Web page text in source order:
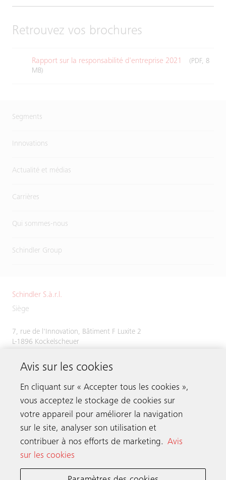
Retrouvez vos brochures
Rapport sur la responsabilité d'entreprise 2021
(PDF, 8
MB)
Segments
Innovations
Actualité et médias
Carrières
Qui sommes-nous
Schindler Group
Schindler S.à.r.l.
Siège
7, rue de l'Innovation, Bâtiment F Luxite 2
L-1896 Kockelscheuer
Tél.+352 48 58 58 1
Fax +352 49 51 54
Prenez contact
Schindler dans le monde
Avis sur les cookies
En cliquant sur « Accepter tous les cookies »,
vous acceptez le stockage de cookies sur
votre appareil pour améliorer la navigation
sur le site, analyser son utilisation et
contribuer à nos efforts de marketing. Avis
sur les cookies